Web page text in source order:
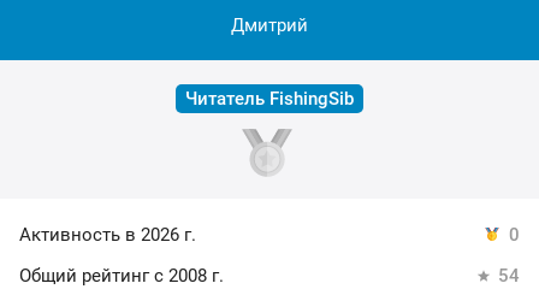
Дмитрий
Читатель FishingSib
Активность в 2026 г.
0
Общий рейтинг с 2008 г.
54